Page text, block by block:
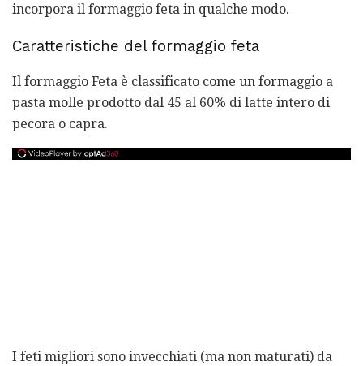
incorpora il formaggio feta in qualche modo.
Caratteristiche del formaggio feta
Il formaggio Feta è classificato come un formaggio a
pasta molle prodotto dal 45 al 60% di latte intero di
pecora o capra.
I feti migliori sono invecchiati (ma non maturati) da